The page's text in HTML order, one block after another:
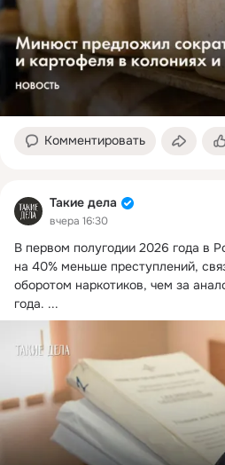
Комментировать
Такие дела
вчера 16:30
В первом полугодии 2026 года в
на 40% меньше преступлений,
оборотом наркотиков, чем за
года. ...